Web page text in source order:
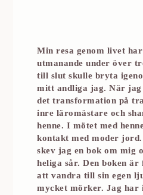
Min resa genom livet
utmanande under över
till slut skulle bryta
mitt andliga jag. När
det transformation på
inre läromästare och
henne. I mötet med
kontakt med moder
skev jag en bok om mig
heliga sår. Den boken
att vandra till sin egen
mycket mörker. Jag har